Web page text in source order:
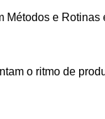
e Rotinas
o ritmo de